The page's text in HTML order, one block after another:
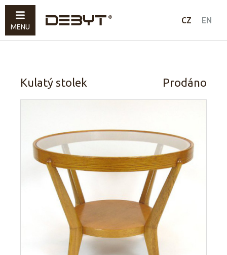
CZ EN
Nábytek
Svítidla
Prodáno
Jak nakupovat
Kulatý stolek Prodáno
MENU